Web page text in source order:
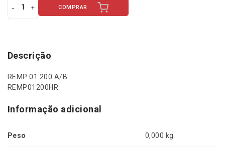
J
g
s
ã
o
o
n
COMPRAR
Descrição
REMP 01 200 A/B
REMP01200HR
Informação adicional
Peso 0,000 kg